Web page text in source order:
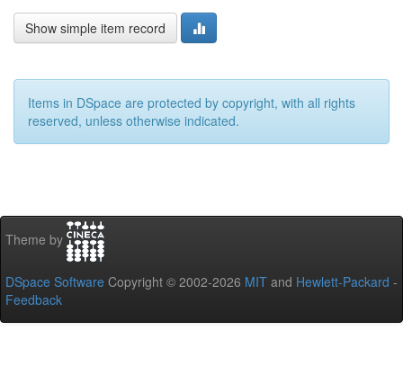
Show simple item record
Items in DSpace are protected by copyright, with all rights
reserved, unless otherwise indicated.
Theme by
DSpace Software Copyright © 2002-2026 MIT and Hewlett-Packard -
Feedback